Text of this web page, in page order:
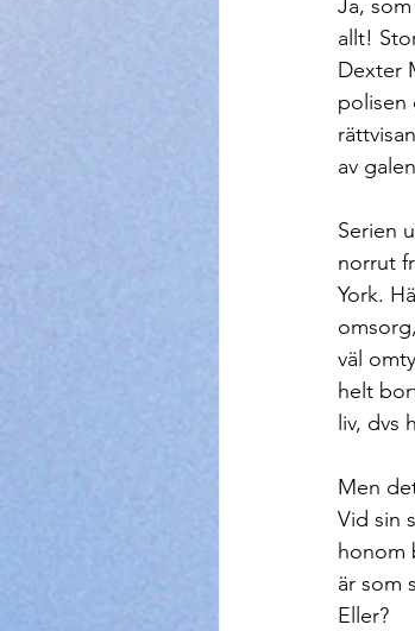
Ja,
allt!
Dexter
polisen
av
Serien
norrut
York.
väl
helt
liv, dvs
Men
Vid sin
honom
är som
Eller?